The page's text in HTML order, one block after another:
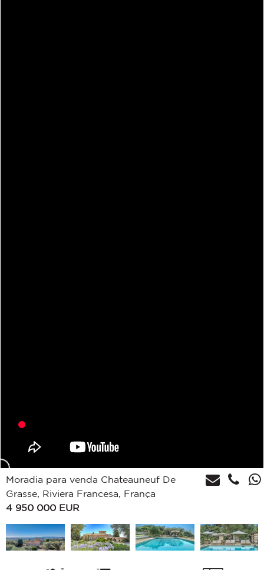
Moradia para venda Chateauneuf De
Grasse, Riviera Francesa, França
4 950 000 EUR